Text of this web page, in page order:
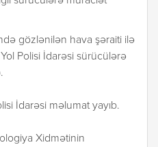
gözlənilən hava şəraiti ilə
Polisi İdarəsi sürücülərə
İdarəsi məlumat yayıb.
Xidmətinin